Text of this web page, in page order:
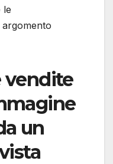
le
vendite
un